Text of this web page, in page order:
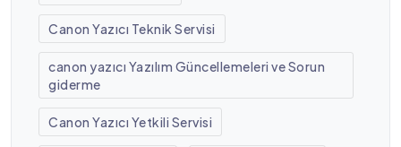
Canon Yazıcı Teknik Servisi
canon yazıcı Yazılım Güncellemeleri ve Sorun
giderme
Canon Yazıcı Yetkili Servisi